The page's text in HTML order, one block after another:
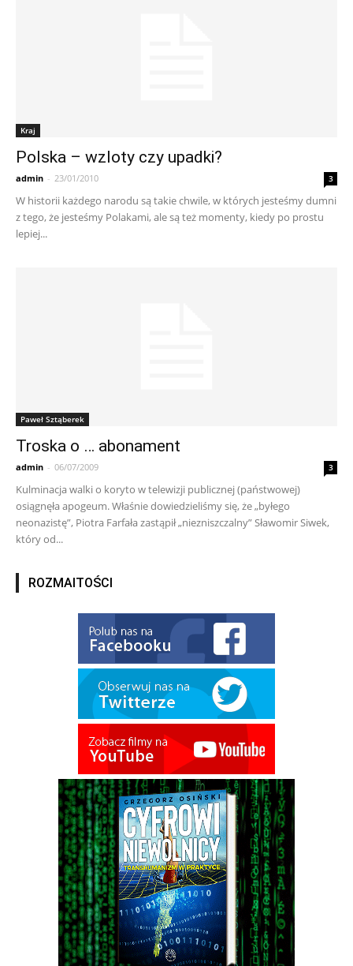
Kraj
Polska – wzloty czy upadki?
admin - 23/01/2010 3
W historii każdego narodu są takie chwile, w których jesteśmy dumni
z tego, że jesteśmy Polakami, ale są też momenty, kiedy po prostu
lepiej...
Paweł Sztąberek
Troska o … abonament
admin - 06/07/2009 3
Kulminacja walki o koryto w telewizji publicznej (państwowej)
osiągnęła apogeum. Właśnie dowiedzieliśmy się, że „byłego
neonazistę”, Piotra Farfała zastąpił „niezniszczalny” Sławomir Siwek,
który od...
ROZMAITOŚCI